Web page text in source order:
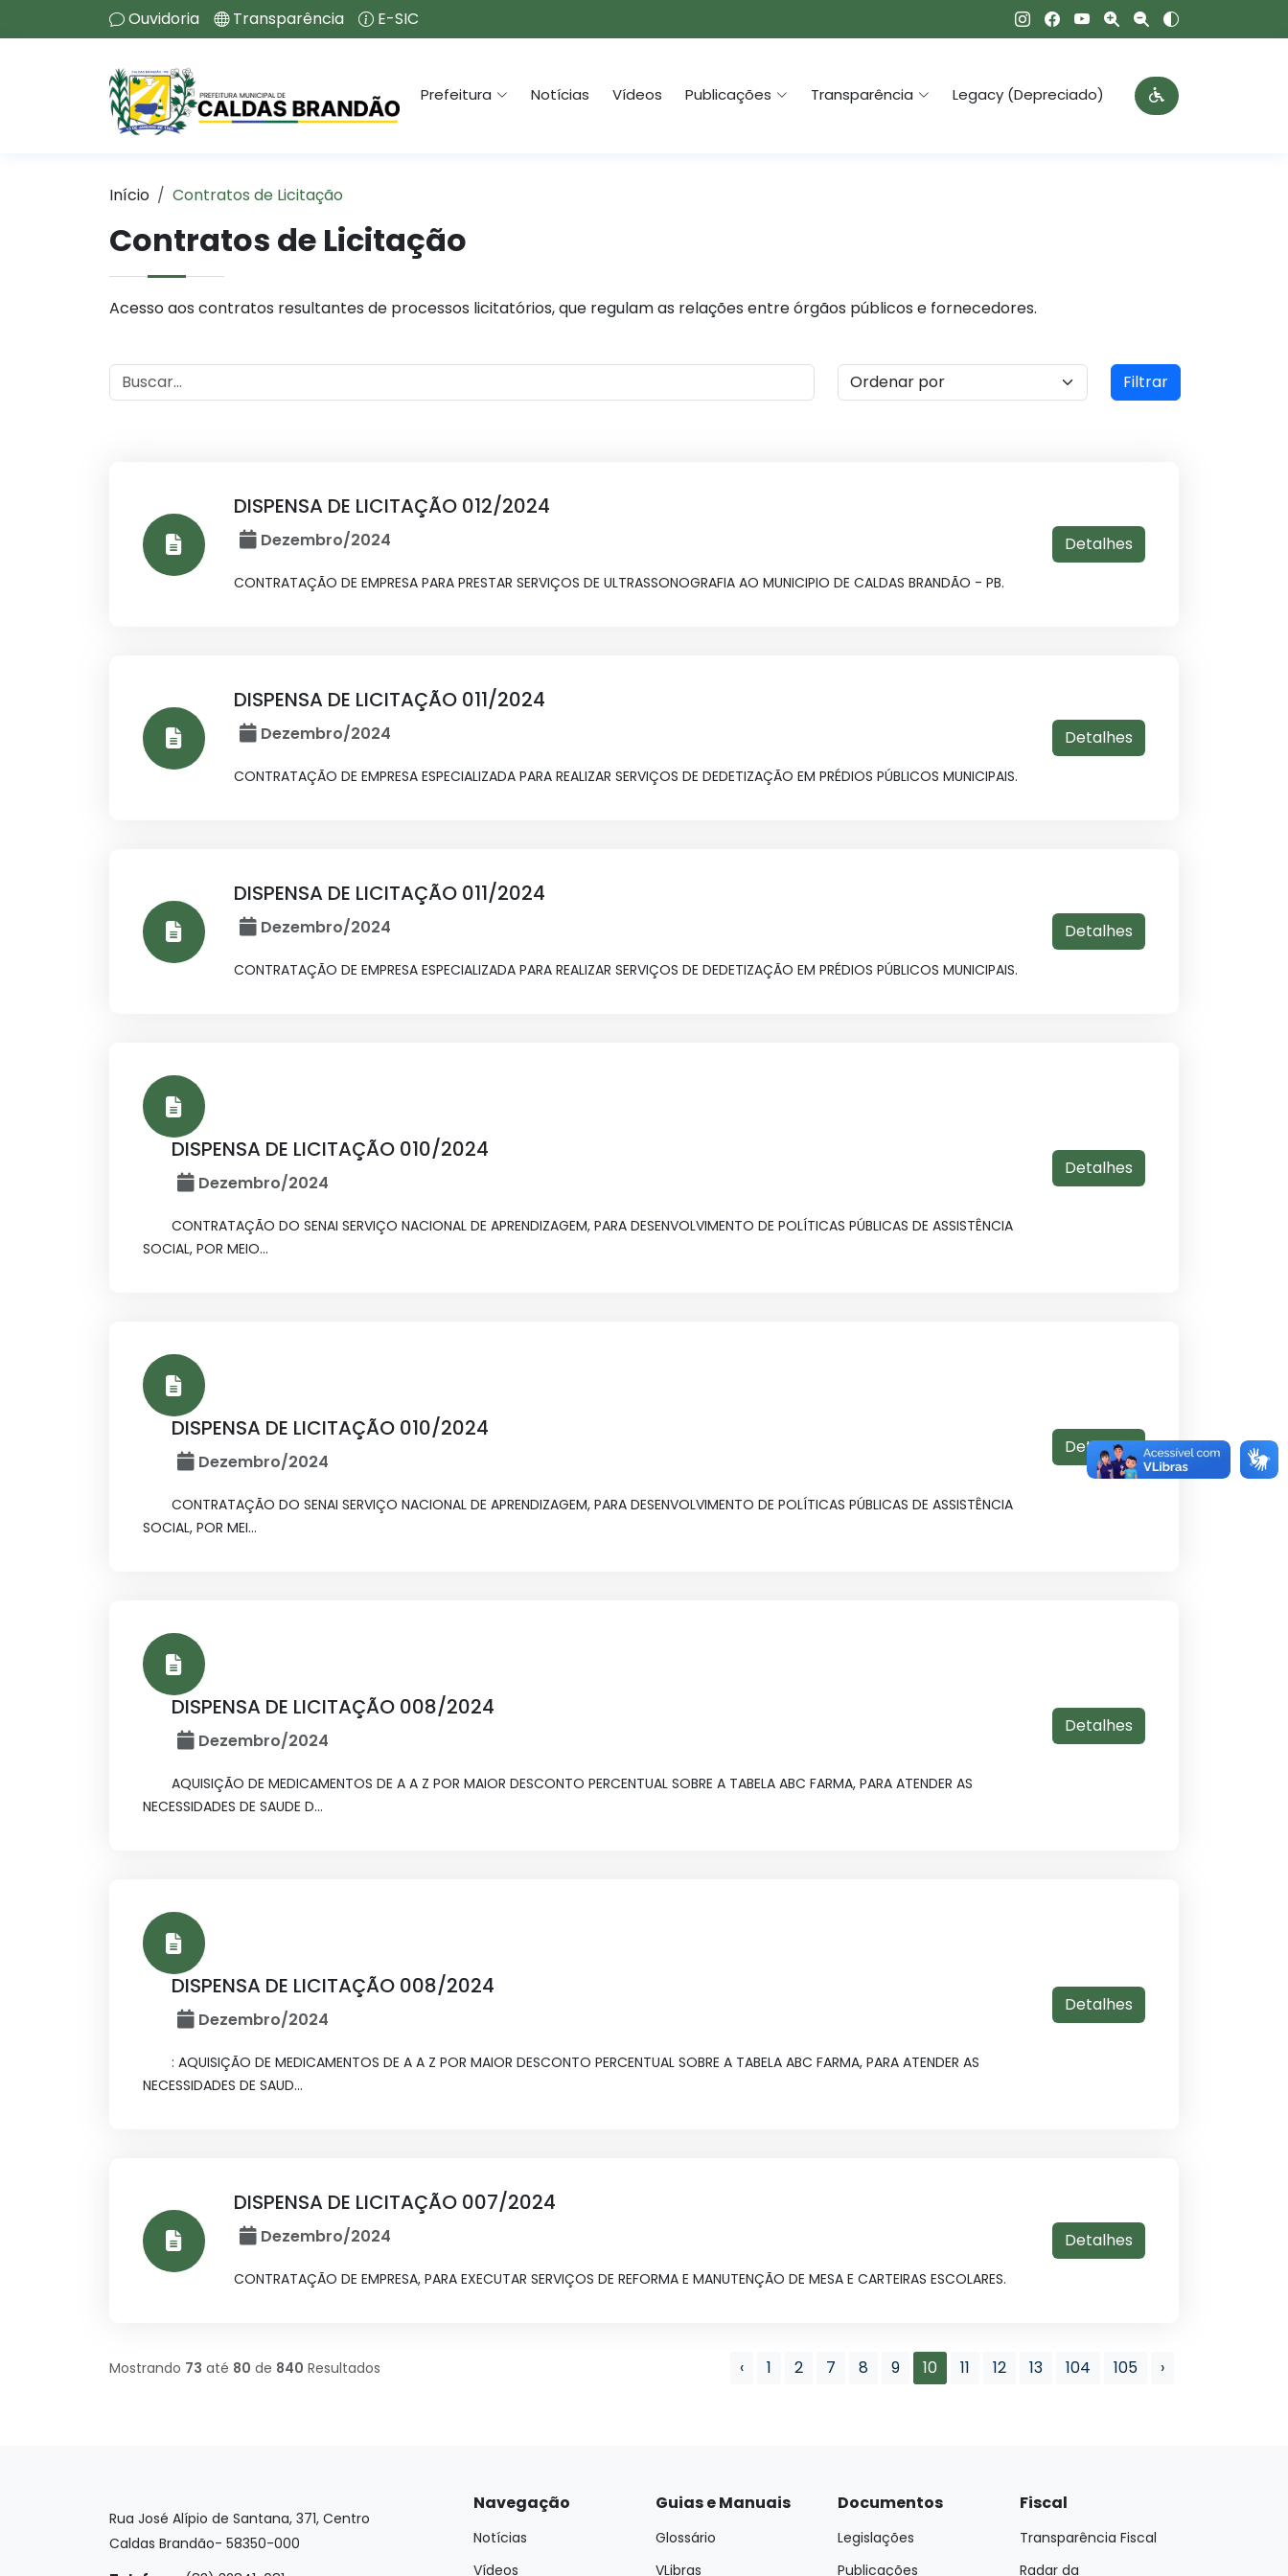
Ouvidoria Transparência E-SIC
Prefeitura Notícias Vídeos Publicações Transparência Legacy (Depreciado)
Início Contratos de Licitação
Contratos de Licitação
Acesso aos contratos resultantes de processos licitatórios, que regulam as relações entre órgãos públicos e fornecedores.
Filtrar
DISPENSA DE LICITAÇÃO 012/2024
Dezembro/2024
CONTRATAÇÃO DE EMPRESA PARA PRESTAR SERVIÇOS DE ULTRASSONOGRAFIA AO MUNICIPIO DE CALDAS BRANDÃO - PB.
Detalhes
DISPENSA DE LICITAÇÃO 011/2024
Dezembro/2024
CONTRATAÇÃO DE EMPRESA ESPECIALIZADA PARA REALIZAR SERVIÇOS DE DEDETIZAÇÃO EM PRÉDIOS PÚBLICOS MUNICIPAIS.
Detalhes
DISPENSA DE LICITAÇÃO 011/2024
Dezembro/2024
CONTRATAÇÃO DE EMPRESA ESPECIALIZADA PARA REALIZAR SERVIÇOS DE DEDETIZAÇÃO EM PRÉDIOS PÚBLICOS MUNICIPAIS.
Detalhes
DISPENSA DE LICITAÇÃO 010/2024
Dezembro/2024
CONTRATAÇÃO DO SENAI SERVIÇO NACIONAL DE APRENDIZAGEM, PARA DESENVOLVIMENTO DE POLÍTICAS PÚBLICAS DE ASSISTÊNCIA
SOCIAL, POR MEIO...
Detalhes
DISPENSA DE LICITAÇÃO 010/2024
Dezembro/2024
CONTRATAÇÃO DO SENAI SERVIÇO NACIONAL DE APRENDIZAGEM, PARA DESENVOLVIMENTO DE POLÍTICAS PÚBLICAS DE ASSISTÊNCIA
SOCIAL, POR MEI...
Detalhes
DISPENSA DE LICITAÇÃO 008/2024
Dezembro/2024
AQUISIÇÃO DE MEDICAMENTOS DE A A Z POR MAIOR DESCONTO PERCENTUAL SOBRE A TABELA ABC FARMA, PARA ATENDER AS
NECESSIDADES DE SAUDE D...
Detalhes
DISPENSA DE LICITAÇÃO 008/2024
Dezembro/2024
: AQUISIÇÃO DE MEDICAMENTOS DE A A Z POR MAIOR DESCONTO PERCENTUAL SOBRE A TABELA ABC FARMA, PARA ATENDER AS
NECESSIDADES DE SAUD...
Detalhes
DISPENSA DE LICITAÇÃO 007/2024
Dezembro/2024
CONTRATAÇÃO DE EMPRESA, PARA EXECUTAR SERVIÇOS DE REFORMA E MANUTENÇÃO DE MESA E CARTEIRAS ESCOLARES.
Detalhes
Mostrando 73 até 80 de 840 Resultados ‹ 1 2 7 8 9 10 11 12 13 104 105 ›
Rua José Alípio de Santana, 371, Centro
Caldas Brandão- 58350-000
Navegação
Notícias
Vídeos
Guias e Manuais
Glossário
VLibras
Documentos
Legislações
Publicações
Fiscal
Transparência Fiscal
Radar da